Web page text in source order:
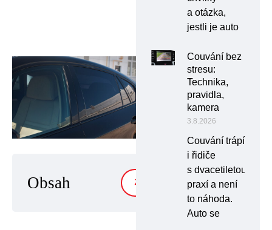
Obsah ZOBRAZIT
a otázka,
jestli je auto
Couvání bez
stresu:
Technika,
pravidla,
kamera
3.8.2026
Couvání trápí
i řidiče
s dvacetiletou
praxí a není
to náhoda.
Auto se